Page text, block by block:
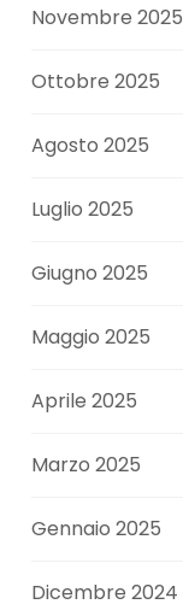
Novembre 2025
Ottobre 2025
Agosto 2025
Luglio 2025
Giugno 2025
Maggio 2025
Aprile 2025
Marzo 2025
Gennaio 2025
Dicembre 2024